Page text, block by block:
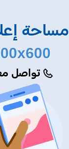
مساحة
تواصل